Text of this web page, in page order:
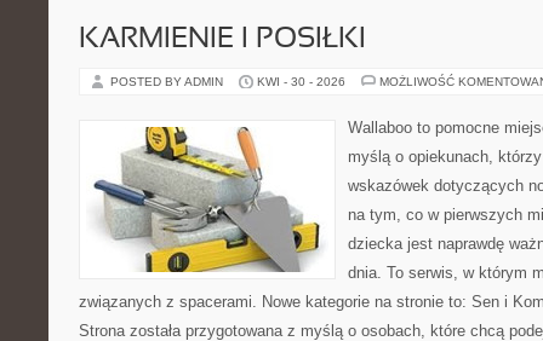
KARMIENIE I POSIŁKI
POSTED BY ADMIN KWI - 30 - 2026 MOŻLIWOŚĆ
Wallaboo to pomocne
myślą o opiekunach,
wskazówek dotyczących
na tym, co w pierwszych
dziecka jest naprawdę
dnia. To serwis, w którym
związanych z spacerami. Nowe kategorie na stronie to: Sen i
Strona została przygotowana z myślą o osobach, które chcą